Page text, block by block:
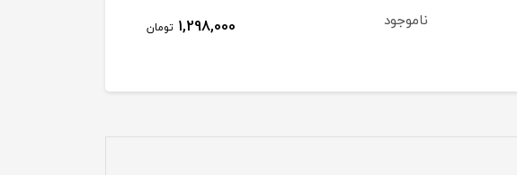
ناموجود 1,298,000 تومان